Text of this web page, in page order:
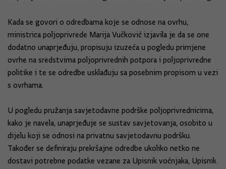
Kada se govori o odredbama koje se odnose na ovrhu,
ministrica poljoprivrede Marija Vučković izjavila je da se one
dodatno unaprjeđuju, propisuju izuzeća u pogledu primjene
ovrhe na sredstvima poljoprivrednih potpora i poljoprivredne
politike i te se odredbe usklađuju sa posebnim propisom u vezi
s ovrhama.
U pogledu pružanja savjetodavne podrške poljoprivrednicima,
kako je navela, unaprjeđuje se sustav savjetovanja, osobito u
dijelu koji se odnosi na privatnu savjetodavnu podršku.
Također se definiraju prekršajne odredbe ukoliko netko ne
dostavi potrebne podatke vezane za Upisnik voćnjaka, Upisnik